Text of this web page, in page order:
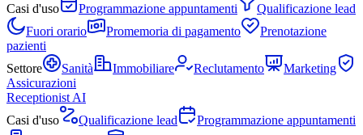
Casi d'uso
Programmazione appuntamenti
Qualificazione lead
Fuori orario
Promemoria di pagamento
Prenotazione
pazienti
Settore
Sanità Immobiliare Reclutamento
Marketing
Assicurazioni
Receptionist AI
Casi d'uso
Qualificazione lead
Programmazione appuntamenti